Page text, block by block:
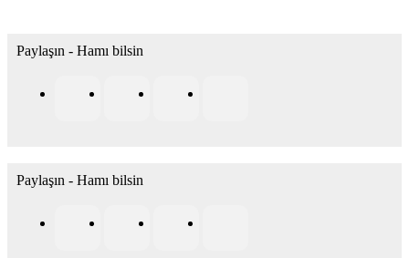
Paylaşın - Hamı bilsin
Paylaşın - Hamı bilsin